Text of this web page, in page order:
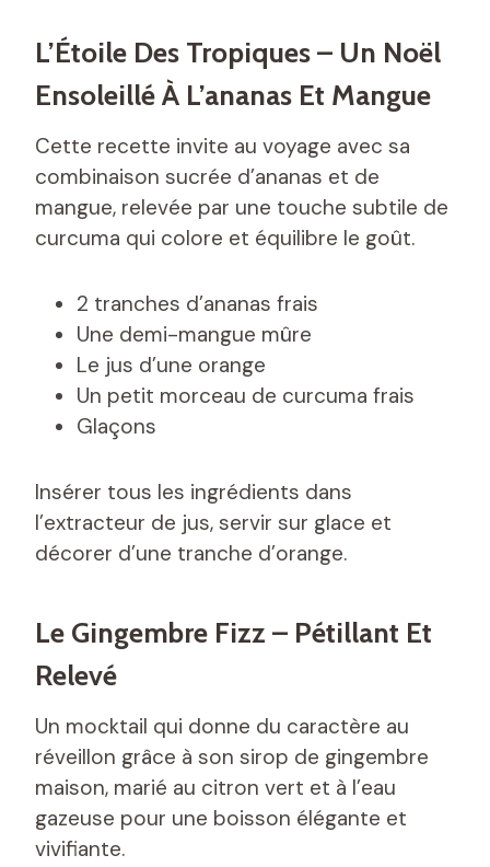
L’Étoile Des Tropiques – Un Noël
Ensoleillé À L’ananas Et Mangue
Cette recette invite au voyage avec sa
combinaison sucrée d’ananas et de
mangue, relevée par une touche subtile de
curcuma qui colore et équilibre le goût.
2 tranches d’ananas frais
Une demi-mangue mûre
Le jus d’une orange
Un petit morceau de curcuma frais
Glaçons
Insérer tous les ingrédients dans
l’extracteur de jus, servir sur glace et
décorer d’une tranche d’orange.
Le Gingembre Fizz – Pétillant Et
Relevé
Un mocktail qui donne du caractère au
réveillon grâce à son sirop de gingembre
maison, marié au citron vert et à l’eau
gazeuse pour une boisson élégante et
vivifiante.